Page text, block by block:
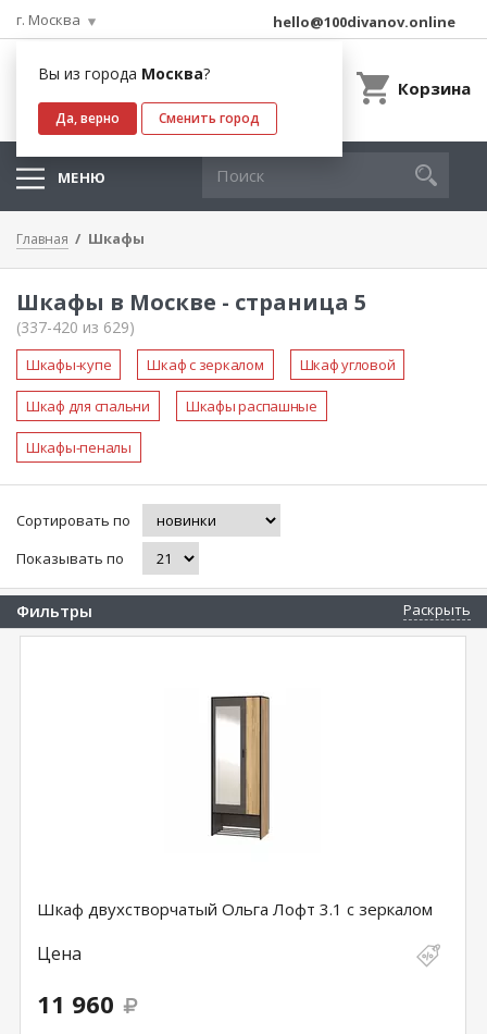
г. Москва
Вы из города Москва?
Да, верно Сменить город
hello@100divanov.online
Корзина
МЕНЮ
Главная Шкафы
Шкафы в Москве - страница 5
(337-420 из 629)
Шкафы-купе Шкаф с зеркалом Шкаф угловой
Шкаф для спальни Шкафы распашные
Шкафы-пеналы
Сортировать по
Показывать по
Фильтры Раскрыть
Шкаф двухстворчатый Ольга Лофт 3.1 с зеркалом
Цена
11 960